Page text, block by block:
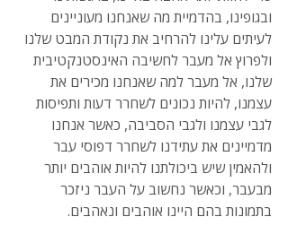
ובגופינו, בהדמיית מה שאנחנו מעוניינים
לעיתים עלינו להרחיב את נקודת המבט שלנו
ולפרוץ אל מעבר לחשיבה האינסטנקטיבית
שלנו, אל מעבר למה שאנחנו מכירים את
עצמנו, להיות נכונים לשחרר דעות ותפיסות
לגבי עצמנו ולגבי הסביבה, כאשר אנחנו
מדמיינים את עתידנו לשחרר דפוסי עבר
ולהאמין שיש ביכולתנו להיות אוהבים יותר
מבעבר, וכאשר נחשוב על העבר ניזכר
בתמונות בהם היינו אוהבים ונאהבים.